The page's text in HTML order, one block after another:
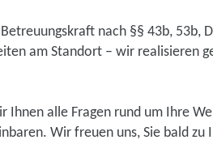
nach §§ 43b, 53b,
am Standort – wir realisieren
Ihnen alle Fragen rund um Ihre
Wir freuen uns, Sie bald zu